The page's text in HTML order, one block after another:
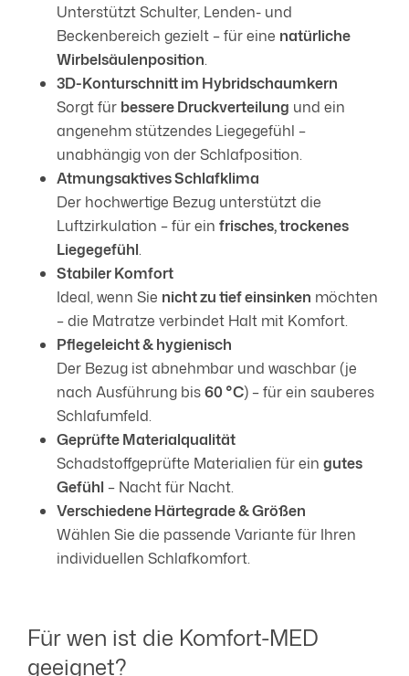
Unterstützt Schulter, Lenden- und
Beckenbereich gezielt – für eine natürliche
Wirbelsäulenposition.
3D-Konturschnitt im Hybridschaumkern
Sorgt für bessere Druckverteilung und ein
angenehm stützendes Liegegefühl –
unabhängig von der Schlafposition.
Atmungsaktives Schlafklima
Der hochwertige Bezug unterstützt die
Luftzirkulation – für ein frisches, trockenes
Liegegefühl.
Stabiler Komfort
Ideal, wenn Sie nicht zu tief einsinken möchten
– die Matratze verbindet Halt mit Komfort.
Pflegeleicht & hygienisch
Der Bezug ist abnehmbar und waschbar (je
nach Ausführung bis60 °C) – für ein sauberes
Schlafumfeld.
Geprüfte Materialqualität
Schadstoffgeprüfte Materialien für ein gutes
Gefühl – Nacht für Nacht.
Verschiedene Härtegrade & Größen
Wählen Sie die passende Variante für Ihren
individuellen Schlafkomfort.
Für wen ist die Komfort-MED
geeignet?